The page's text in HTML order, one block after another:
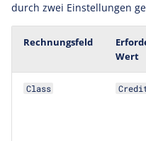
durch zwei Einstellungen
Rechnungsfeld
Wert
Class